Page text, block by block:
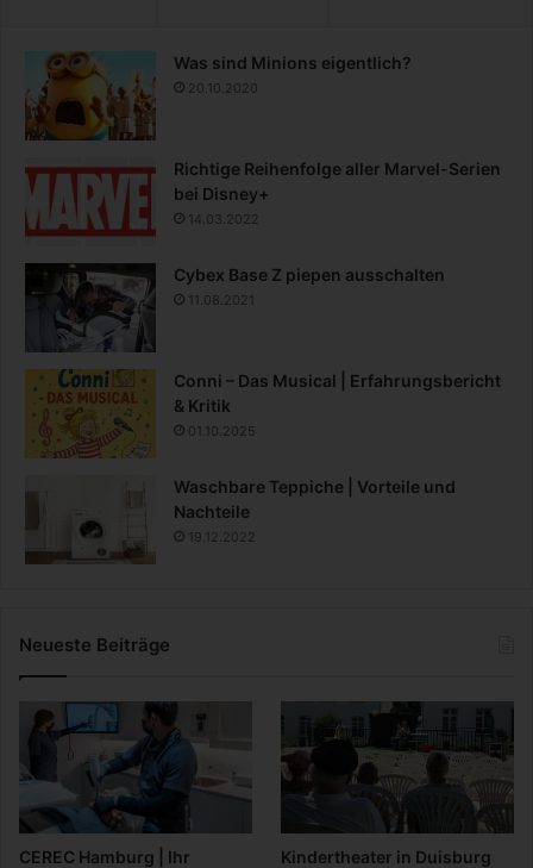
Was sind Minions eigentlich?
20.10.2020
Richtige Reihenfolge aller Marvel-Serien
bei Disney+
14.03.2022
Cybex Base Z piepen ausschalten
11.08.2021
Conni – Das Musical | Erfahrungsbericht
& Kritik
01.10.2025
Waschbare Teppiche | Vorteile und
Nachteile
19.12.2022
Neueste Beiträge
CEREC Hamburg | Ihr
Kindertheater in Duisburg